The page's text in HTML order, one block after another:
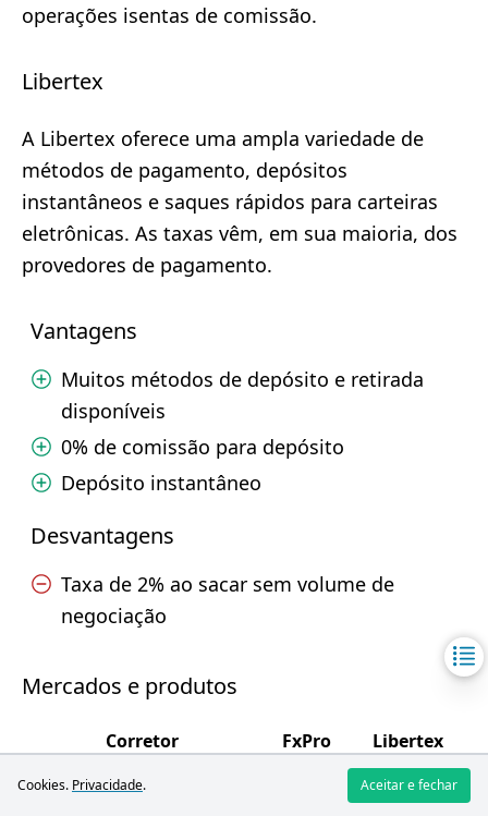
operações isentas de comissão.
Libertex
A Libertex oferece uma ampla variedade de
métodos de pagamento, depósitos
instantâneos e saques rápidos para carteiras
eletrônicas. As taxas vêm, em sua maioria, dos
provedores de pagamento.
Vantagens
Muitos métodos de depósito e retirada
disponíveis
0% de comissão para depósito
Depósito instantâneo
Desvantagens
Taxa de 2% ao sacar sem volume de
negociação
Mercados e produtos
Corretor FxPro
Libertex
Mercados e Produtos
4.4/5
Cookies. Privacidade. Aceitar e fechar